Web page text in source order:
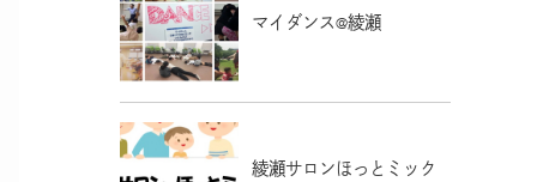
マイダンス@綾瀬
綾瀬サロンほっとミック